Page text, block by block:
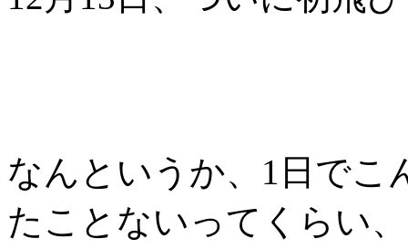
なんというか、1日でこ
たことないってくらい、